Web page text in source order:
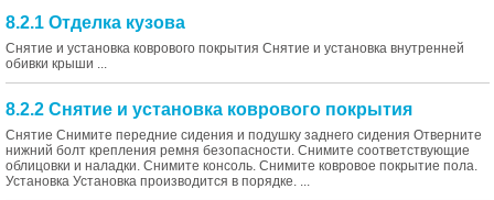
8.2.1 Отделка кузова
Снятие и установка коврового покрытия Снятие и установка внутренней
обивки крыши ...
8.2.2 Снятие и установка коврового покрытия
Снятие Снимите передние сидения и подушку заднего сидения Отверните
нижний болт крепления ремня безопасности. Снимите соответствующие
облицовки и наладки. Снимите консоль. Снимите ковровое покрытие пола.
Установка Установка производится в порядке. ...